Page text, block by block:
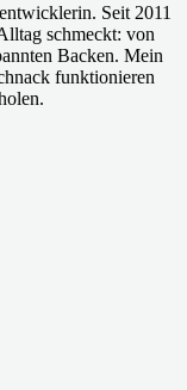
Seit 2011
schmeckt: von
Backen. Mein
funktionieren